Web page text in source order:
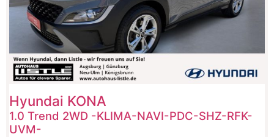
Hyundai KONA
1.0 Trend 2WD -KLIMA-NAVI-PDC-SHZ-RFK-
UVM-